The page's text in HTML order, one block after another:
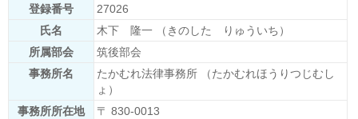
登録番号
27026
氏名
木下 隆一 （きのした りゅういち）
所属部会
筑後部会
事務所名
たかむれ法律事務所 （たかむれほうりつじむし
ょ）
事務所所在地
〒 830-0013